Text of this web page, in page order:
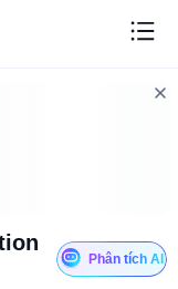
Phân tích AI